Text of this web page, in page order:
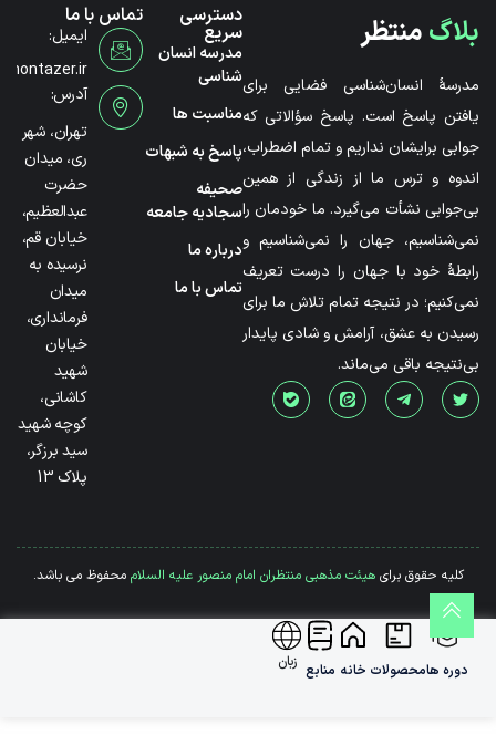
بلاگمنتظر
مدرسۀ انسان‌شناسی فضایی برای
یافتن پاسخ است. پاسخ سؤالاتی که
جوابی برایشان نداریم و تمام اضطراب،
اندوه و ترس ما از زندگی از همین
بی‌جوابی نشأت می‌گیرد. ما خودمان را
نمی‌شناسیم، جهان را نمی‌شناسیم و
رابطۀ خود با جهان را درست تعریف
نمی‌کنیم؛ در نتیجه تمام تلاش ما برای
رسیدن به عشق، آرامش و شادی پایدار
بی‌نتیجه باقی می‌ماند.
دسترسی
سریع
مدرسه انسان
شناسی
مناسبت ها
پاسخ به شبهات
صحیفه
سجادیه جامعه
درباره ما
تماس با ما
تماس با ما
ایمیل:
آدرس:
تهران، شهر
ری، میدان
حضرت
عبدالعظیم،
خیابان قم،
نرسیده به
میدان
فرمانداری،
خیابان
شهید
کاشانی،
کوچه شهید
سید برزگر،
پلاک 13
کلیه حقوق برایهیئت مذهبی منتظران امام منصور علیه السلاممحفوظ می باشد.
دوره هامحصولات خانه منابع زبان